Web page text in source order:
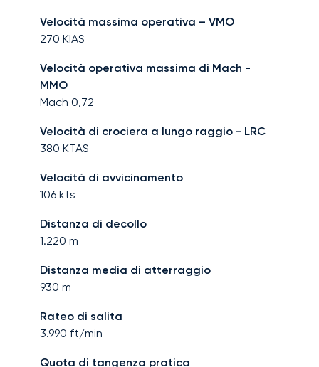
Velocità massima operativa – VMO
270 KIAS
Velocità operativa massima di Mach -
MMO
Mach 0,72
Velocità di crociera a lungo raggio - LRC
380 KTAS
Velocità di avvicinamento
106 kts
Distanza di decollo
1.220 m
Distanza media di atterraggio
930 m
Rateo di salita
3.990 ft/min
Quota di tangenza pratica